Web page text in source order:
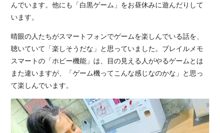
んでいます。他にも「白黒ゲーム」をお昼休みに遊んだりして
います。
晴眼の人たちがスマートフォンでゲームを楽しんでいる話を、
聴いていて「楽しそうだな」と思っていました。ブレイルメモ
スマートの「ホビー機能」は、目の見える人がやるゲームとは
また違いますが、「ゲーム機ってこんな感じなのかな」と思っ
て楽しんでいます。